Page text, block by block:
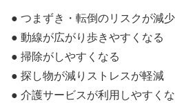
● つまずき・転倒のリスクが減少
● 動線が広がり歩きやすくなる
● 掃除がしやすくなる
● 探し物が減りストレスが軽減
● 介護サービスが利用しやすく